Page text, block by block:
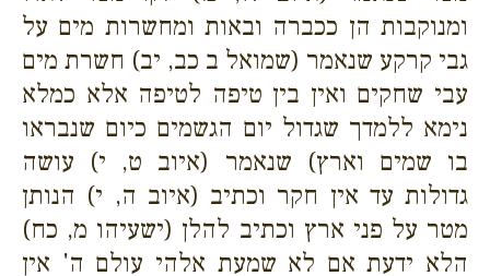
ומנוקבות הן ככברה ובאות ומחשרות מים על
גבי קרקע שנאמר (שמואל ב כב, יב) חשרת מים
עבי שחקים ואין בין טיפה לטיפה אלא כמלא
נימא ללמדך שגדול יום הגשמים כיום שנבראו
בו שמים וארץ) שנאמר (איוב ט, י) עושה
גדולות עד אין חקר וכתיב (איוב ה, י) הנותן
מטר על פני ארץ וכתיב להלן (ישעיהו מ, כח)
הלא ידעת אם לא שמעת אלהי עולם ה' אין